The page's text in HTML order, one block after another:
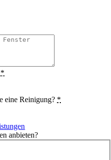
*
eine Reinigung? *
anbieten?